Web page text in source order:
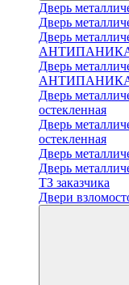
Дверь
Дверь
Дверь
Дверь
Дверь
остекленная
Дверь
остекленная
Дверь
Дверь
ТЗ заказчика
Двери